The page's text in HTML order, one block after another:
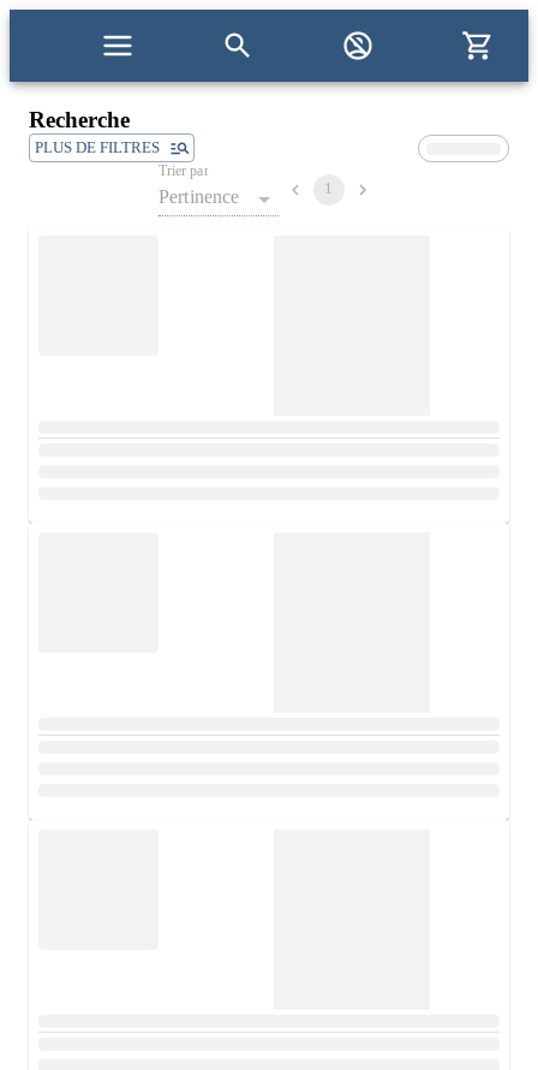
Recherche
PLUS DE FILTRES
Trier par
Pertinence 1